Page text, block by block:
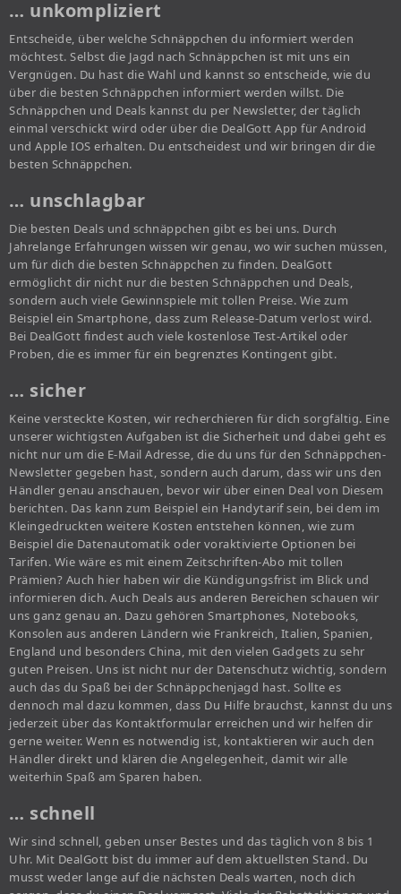
… unkompliziert
Entscheide, über welche Schnäppchen du informiert werden
möchtest. Selbst die Jagd nach Schnäppchen ist mit uns ein
Vergnügen. Du hast die Wahl und kannst so entscheide, wie du
über die besten Schnäppchen informiert werden willst. Die
Schnäppchen und Deals kannst du per Newsletter, der täglich
einmal verschickt wird oder über die DealGott App für Android
und Apple IOS erhalten. Du entscheidest und wir bringen dir die
besten Schnäppchen.
… unschlagbar
Die besten Deals und schnäppchen gibt es bei uns. Durch
Jahrelange Erfahrungen wissen wir genau, wo wir suchen müssen,
um für dich die besten Schnäppchen zu finden. DealGott
ermöglicht dir nicht nur die besten Schnäppchen und Deals,
sondern auch viele Gewinnspiele mit tollen Preise. Wie zum
Beispiel ein Smartphone, dass zum Release-Datum verlost wird.
Bei DealGott findest auch viele kostenlose Test-Artikel oder
Proben, die es immer für ein begrenztes Kontingent gibt.
… sicher
Keine versteckte Kosten, wir recherchieren für dich sorgfältig. Eine
unserer wichtigsten Aufgaben ist die Sicherheit und dabei geht es
nicht nur um die E-Mail Adresse, die du uns für den Schnäppchen-
Newsletter gegeben hast, sondern auch darum, dass wir uns den
Händler genau anschauen, bevor wir über einen Deal von Diesem
berichten. Das kann zum Beispiel ein Handytarif sein, bei dem im
Kleingedruckten weitere Kosten entstehen können, wie zum
Beispiel die Datenautomatik oder voraktivierte Optionen bei
Tarifen. Wie wäre es mit einem Zeitschriften-Abo mit tollen
Prämien? Auch hier haben wir die Kündigungsfrist im Blick und
informieren dich. Auch Deals aus anderen Bereichen schauen wir
uns ganz genau an. Dazu gehören Smartphones, Notebooks,
Konsolen aus anderen Ländern wie Frankreich, Italien, Spanien,
England und besonders China, mit den vielen Gadgets zu sehr
guten Preisen. Uns ist nicht nur der Datenschutz wichtig, sondern
auch das du Spaß bei der Schnäppchenjagd hast. Sollte es
dennoch mal dazu kommen, dass Du Hilfe brauchst, kannst du uns
jederzeit über das Kontaktformular erreichen und wir helfen dir
gerne weiter. Wenn es notwendig ist, kontaktieren wir auch den
Händler direkt und klären die Angelegenheit, damit wir alle
weiterhin Spaß am Sparen haben.
… schnell
Wir sind schnell, geben unser Bestes und das täglich von 8 bis 1
Uhr. Mit DealGott bist du immer auf dem aktuellsten Stand. Du
musst weder lange auf die nächsten Deals warten, noch dich